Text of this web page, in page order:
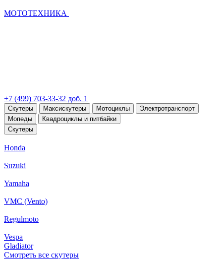
МОТОТЕХНИКА
+7 (499) 703-33-32 доб. 1
Скутеры Максискутеры Мотоциклы
Электротранспорт
Мопеды
Квадроциклы и питбайки
Скутеры
Honda
Suzuki
Yamaha
VMC (Vento)
Regulmoto
Vespa
Gladiator
Смотреть все скутеры